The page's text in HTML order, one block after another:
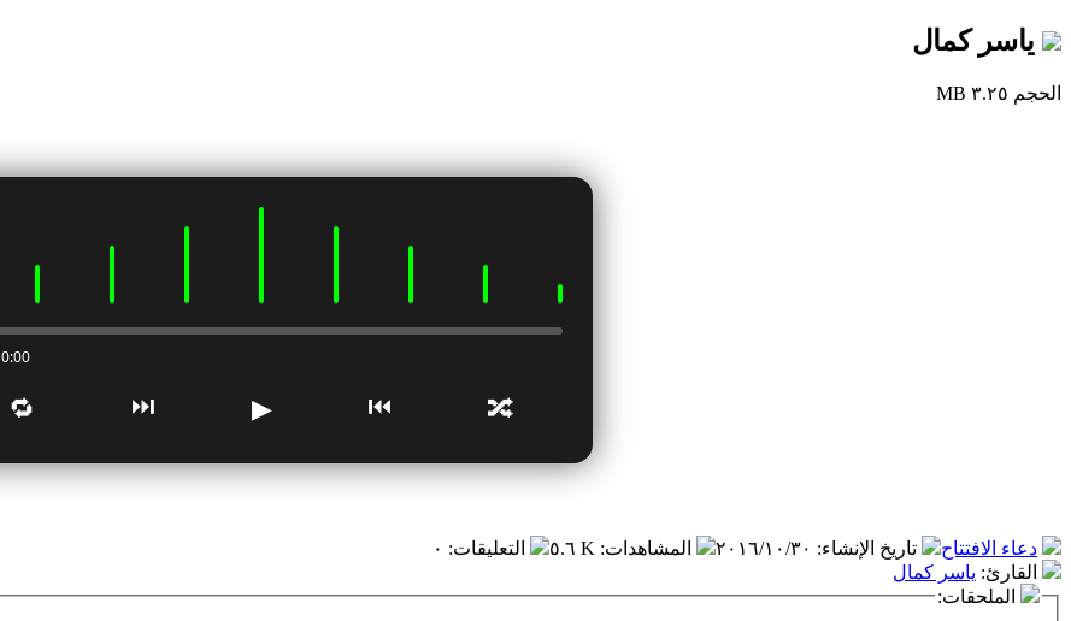
ياسر كمال
الحجم ٣.٢٥ MB
0:00 / 0:00
🔀
⏮
▶
⏭
🔁
دعاء الافتتاح تاريخ الإنشاء: ٢٠١٦/١٠/٣٠ المشاهدات: ٥.٦ K التعليقات: ٠
القارئ: ياسر كمال
الملحقات: